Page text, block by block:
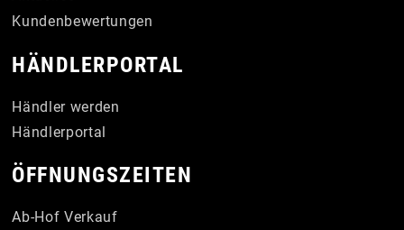
Kundenbewertungen
HÄNDLERPORTAL
Händler werden
Händlerportal
ÖFFNUNGSZEITEN
Ab-Hof Verkauf